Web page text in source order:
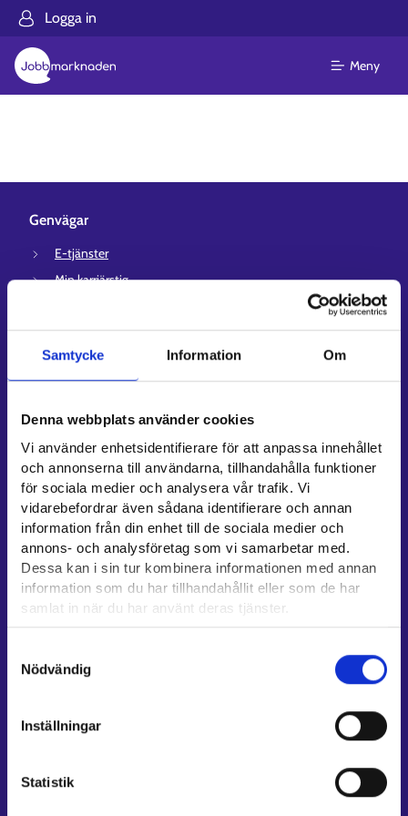
Samtycke Information Om
Denna webbplats använder cookies
Vi använder enhetsidentifierare för att anpassa innehållet
och annonserna till användarna, tillhandahålla funktioner
för sociala medier och analysera vår trafik. Vi
vidarebefordrar även sådana identifierare och annan
information från din enhet till de sociala medier och
annons- och analysföretag som vi samarbetar med.
Dessa kan i sin tur kombinera informationen med annan
information som du har tillhandahållit eller som de har
samlat in när du har använt deras tjänster.
Cookies
Nödvändig
Inställningar
Statistik
Logga in
Meny
Genvägar
E-tjänster
Min karriärstig
Lediga arbetsplatser
Information och aktuellt på andra språk
Kontaktuppgifter till sysselsättningsområden
Stöd för e-tjänster
Information om utkomstskydd för arbetslösa
Rådgivningstjänster för arbetsgivare och företagare
Anvisningar för avsnitten E-tjänster och Min karriärstig
Stöd och respons
Mer information
Arbets- och näringsministeriet⁠
Kompetensstigen⁠